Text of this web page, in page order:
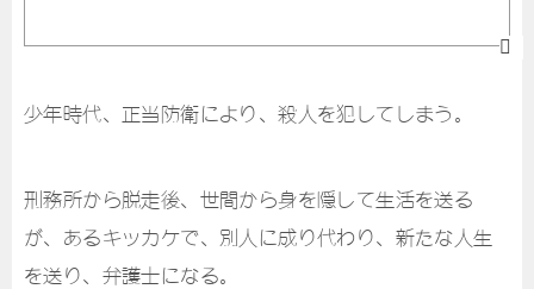
少年時代、正当防衛により、殺人を犯してしまう。
刑務所から脱走後、世間から身を隠して生活を送る
が、あるキッカケで、別人に成り代わり、新たな人生
を送り、弁護士になる。